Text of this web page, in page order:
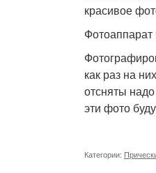
красивое
как раз на
отсняты
эти фото
Категории: